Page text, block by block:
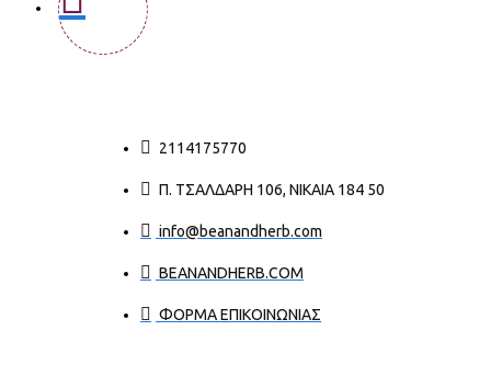
2114175770
Π. ΤΣΑΛΔΆΡΗ 106, ΝΊΚΑΙΑ 184 50
info@beanandherb.com
BEANANDHERB.COM
ΦΟΡΜΑ ΕΠΙΚΟΙΝΩΝΙΑΣ